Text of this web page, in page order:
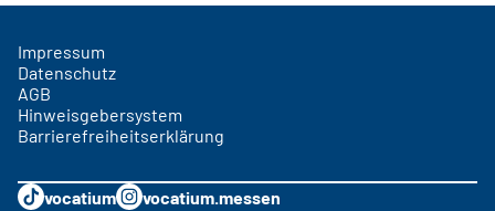
Impressum
Datenschutz
AGB
Hinweisgebersystem
Barrierefreiheitserklärung
vocatium vocatium.messen